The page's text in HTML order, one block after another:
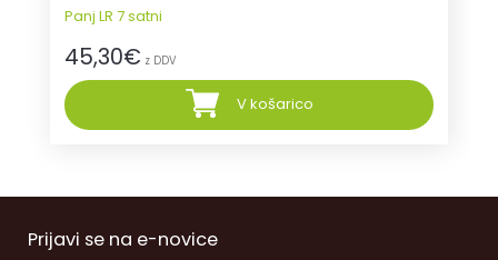
Panj LR 7 satni
45,30€ z DDV
V košarico
Prijavi se na e-novice